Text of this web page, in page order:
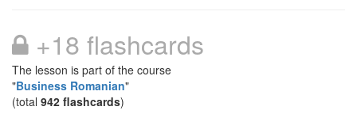
+18 flashcards
The lesson is part of the course
"Business Romanian"
(total 942 flashcards)